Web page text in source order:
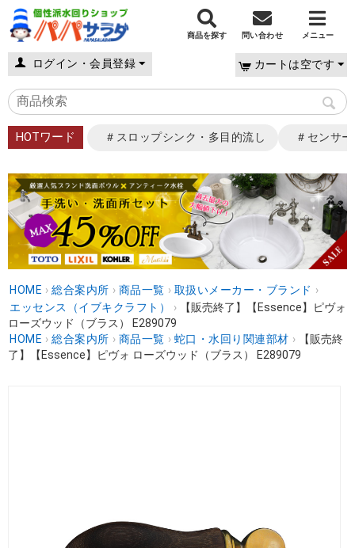
商品を探す 問い合わせ メニュー
ログイン・会員登録 カートは空です
HOTワード ＃スロップシンク・多目的流し ＃センサ
HOME › 総合案内所 › 商品一覧 › 取扱いメーカー・ブランド ›
エッセンス（イブキクラフト）
›
【販売終了】【Essence】ピヴォ
ローズウッド（ブラス） E289079
HOME › 総合案内所 › 商品一覧 › 蛇口・水回り関連部材 ›
【販売終
了】【Essence】ピヴォ ローズウッド（ブラス） E289079